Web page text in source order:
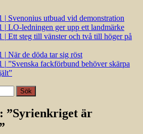
| Svenonius utbuad vid demonstration
| LO-ledningen ger upp ett landmärke
| Ett steg till vänster och två till höger på
| När de döda tar sig röst
| ”Svenska fackförbund behöver skärpa
”Syrienkriget är